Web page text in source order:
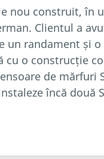
nou construit, în
Clientul a
un randament și
cu o construcție
de mărfuri
încă două